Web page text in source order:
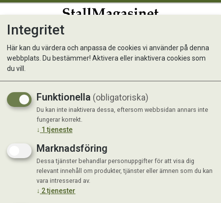
Selective Rabbit 5 kg
Integritet
Här kan du värdera och anpassa de cookies vi använder på denna
webbplats. Du bestämmer! Aktivera eller inaktivera cookies som
du vill.
Funktionella (obligatoriska)
Du kan inte inaktivera dessa, eftersom webbsidan annars inte
fungerar korrekt.
↓ 1 tjeneste
Marknadsföring
Dessa tjänster behandlar personuppgifter för att visa dig
relevant innehåll om produkter, tjänster eller ämnen som du kan
vara intresserad av.
↓ 2tjenester